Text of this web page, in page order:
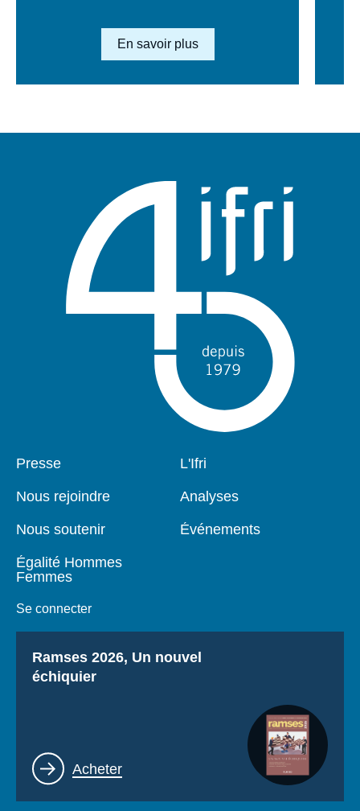
savoir
Lien en savoir plus
En savoir plus
Pied
Presse
Nous rejoindre
Nous soutenir
Égalité Hommes
Femmes
Se connecter
Navigation
L'Ifri
Analyses
Événements
Titre
Ramses 2026, Un nouvel
échiquier
Lien
Acheter